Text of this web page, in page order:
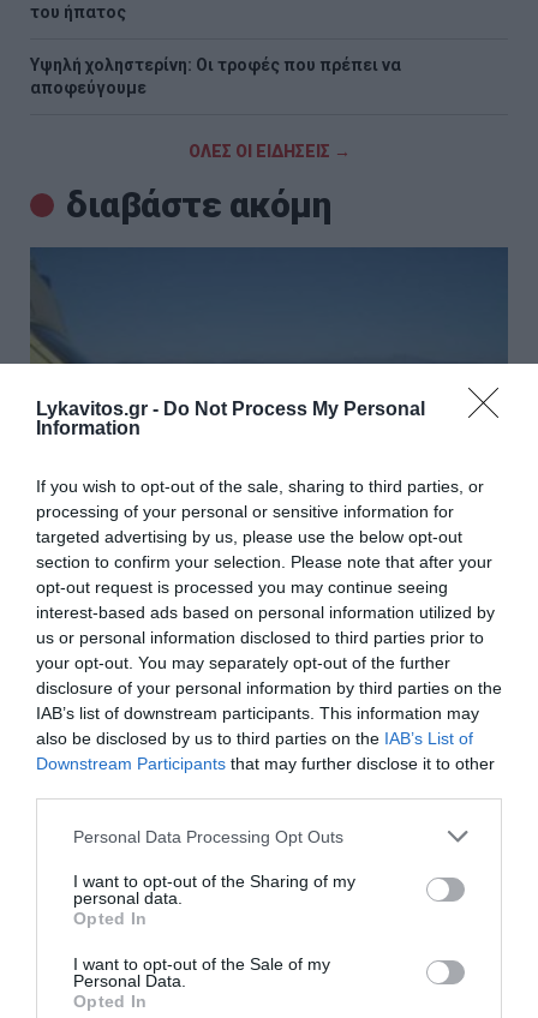
Lykavitos.gr - Do Not Process My Personal
Information
If you wish to opt-out of the sale, sharing to third parties, or
processing of your personal or sensitive information for
targeted advertising by us, please use the below opt-out
section to confirm your selection. Please note that after your
opt-out request is processed you may continue seeing
interest-based ads based on personal information utilized by
us or personal information disclosed to third parties prior to
your opt-out. You may separately opt-out of the further
disclosure of your personal information by third parties on the
IAB’s list of downstream participants. This information may
also be disclosed by us to third parties on the IAB’s List of
Downstream Participants that may further disclose it to other
Please note that this website/app uses one or more Google
not limited to your visit or usage behaviour. You may click to
grant or deny consent to Google and its third-party tags to
use your data for below specified purposes in below Google
consent section.
Personal Data Processing Opt Outs
I want to opt-out of the Sharing of my
personal data.
Opted In
I want to opt-out of the Sale of my
Personal Data.
Opted In
του ήπατος
Υψηλή χοληστερίνη: Οι τροφές που πρέπει να
αποφεύγουμε
ΟΛΕΣ ΟΙ ΕΙΔΗΣΕΙΣ →
διαβάστε ακόμη
Χαλκιδική: Νεκρός 69χρονος λουόμενος στην
παραλία της Σίβηρης
Χωρίς τις αισθήσεις του ανασύρθηκε 69χρονος άνδρας
το μεσημέρι, από τη θαλάσσια περιοχή της παραλίας
Σίβηρης του δήμου Κασσάνδρας στη Χαλκιδική. Ο
69χρονος παρελήφθη από ασθενοφ...
06 Αυγούστου 2026